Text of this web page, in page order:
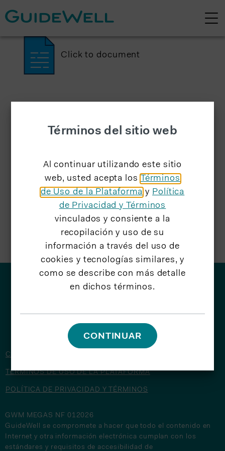
Click to document
CONTÁCTENOS
TÉRMINOS DE USO DE LA PLATAFORMA
POLÍTICA DE PRIVACIDAD Y TÉRMINOS
GWM MEGAS NF 012026
GuideWell se compromete a hacer que todo el contenido en
Internet y otra información electrónica cumplan con los
estándares y requisitos de accesibilidad de
Términos del sitio web
Al continuar utilizando este sitio
web, usted acepta los
Términos
de Uso de la Plataforma y Política
de Privacidad y Términos
vinculados y consiente a la
recopilación y uso de su
información a través del uso de
cookies y tecnologías similares, y
como se describe con más detalle
en dichos términos.
CONTINUAR